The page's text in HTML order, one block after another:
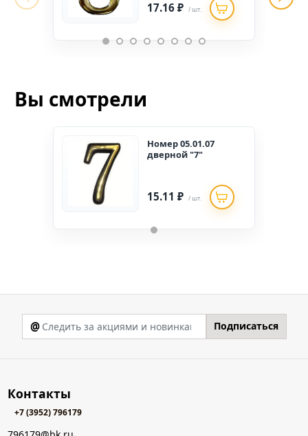
17.16 ₽ / шт.
Вы смотрели
Номер 05.01.07
дверной "7"
15.11 ₽ / шт.
@ Подписаться
Контакты
+7 (3952) 796179